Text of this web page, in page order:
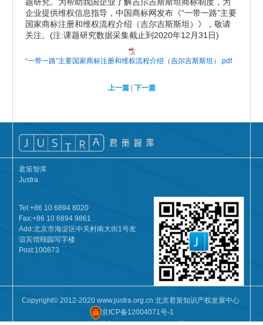
题研究。为帮助我国企业了解吉尔吉斯斯坦商标制度，为
企业提供维权信息指导，中国商标网发布《“一带一路”主要
国家商标注册和维权流程介绍（吉尔吉斯斯坦）》，敬请
关注。(注:课题研究数据采集截止到2020年12月31日)
“一带一路”主要国家商标注册和维权流程介绍（吉尔吉斯斯坦）.pdf
上一篇 下一篇
君策智库
Justra
Tel:+86 10 6894 8020
Fax:+86 10 6894 9861
Add:北京市海淀区中关村南大街1号友
谊宾馆颐园写字楼
Post:100873
Copyright© 2012-2020 www.justra.org.cn 北京君策知识产权发展中心
京ICP备12004071号-1